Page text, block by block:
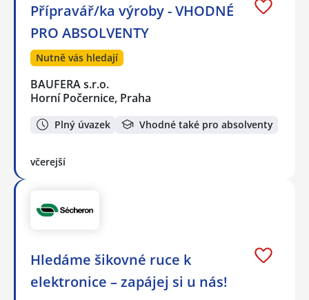
Přípravář/ka výroby - VHODNÉ
PRO ABSOLVENTY
Nutně vás hledají
BAUFERA s.r.o.
Horní Počernice, Praha
Plný úvazek Vhodné také pro absolventy
včerejší
Hledáme šikovné ruce k
elektronice – zapájej si u nás!